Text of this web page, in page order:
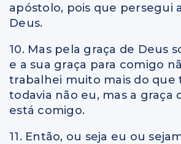
apóstolo, pois que persegui
Deus.
10. Mas pela graça de Deus
e a sua graça para comigo
trabalhei muito mais do que
todavia não eu, mas a graça
está comigo.
11. Então, ou seja eu ou